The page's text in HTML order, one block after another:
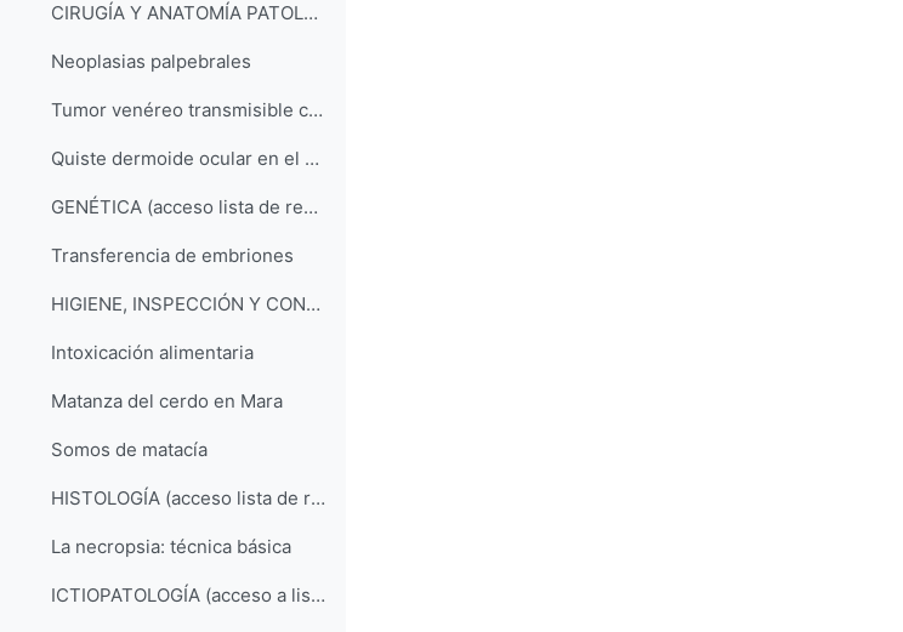
CIRUGÍA Y ANATOMÍA PATOLÓGICA (acceso lista de reproducción YouTube)
Neoplasias palpebrales
Tumor venéreo transmisible canino: valoración del tratamiento quimioterápico con vincristina
Quiste dermoide ocular en el perro: dos casos en la raza teckel
GENÉTICA (acceso lista de reproducción YouTube)
Transferencia de embriones
HIGIENE, INSPECCIÓN Y CONTROL DE ALIMENTOS (acceso a la lista de reproducción)
Intoxicación alimentaria
Matanza del cerdo en Mara
Somos de matacía
HISTOLOGÍA (acceso lista de reproducción YouTube)
La necropsia: técnica básica
ICTIOPATOLOGÍA (acceso a lista de reproducción)